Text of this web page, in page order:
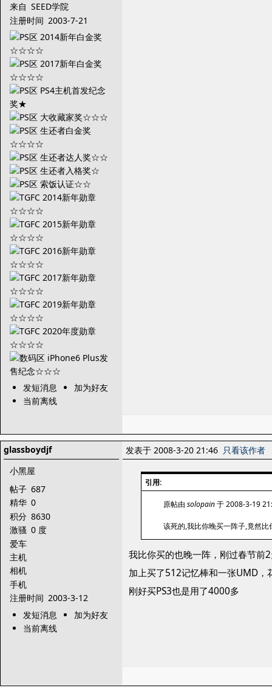
来自 SEED学院
注册时间 2003-7-21
发短消息
加为好友
当前离线
glassboydjf
小黑屋
帖子 687
精华 0
积分 8630
激骚 0 度
爱车
主机
相机
手机
注册时间 2003-3-12
发短消息
加为好友
当前离线
发表于 2008-3-20 21:46 只看该作者
引用:
原帖由 solopain于 2008-3-19
该死的,我比你晚买一阵子,竟然
我比你买的也晚一阵，刚过春节前
加上买了512记忆棒和一张UMD，
刚好买PS3也是用了4000多